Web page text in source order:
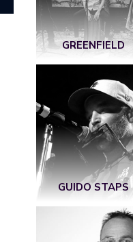
GREENFIELD
GUIDO STAPS